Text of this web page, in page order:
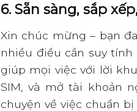
6. Sẵn sàng, sắp
Xin chúc mừng – bạn
nhiều điều cần suy
giúp mọi việc với lời
SIM, và mở tài khoản
chuyện về việc chuẩn